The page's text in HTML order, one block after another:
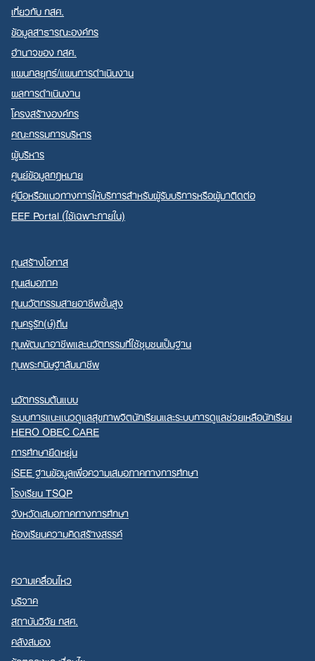
เกี่ยวกับ กสศ.
ข้อมูลสาธารณะองค์กร
อำนาจของ กสศ.
แผนกลยุทธ์/แผนการดำเนินงาน
ผลการดำเนินงาน
โครงสร้างองค์กร
คณะกรรมการบริหาร
ผู้บริหาร
ศูนย์ข้อมูลกฎหมาย
คู่มือหรือแนวทางการให้บริการสำหรับผู้รับบริการหรือผู้มาติดต่อ
EEF Portal (ใช้เฉพาะภายใน)
ทุนสร้างโอกาส
ทุนเสมอภาค
ทุนนวัตกรรมสายอาชีพชั้นสูง
ทุนครูรัก(ษ์)ถิ่น
ทุนพัฒนาอาชีพและนวัตกรรมที่ใช้ชุมชนเป็นฐาน
ทุนพระกนิษฐาสัมมาชีพ
นวัตกรรมต้นแบบ
ระบบการแนะแนวดูแลสุขภาพจิตนักเรียนและระบบการดูแลช่วยเหลือนักเรียน
HERO OBEC CARE
การศึกษายืดหยุ่น
iSEE ฐานข้อมูลเพื่อความเสมอภาคทางการศึกษา
โรงเรียน TSQP
จังหวัดเสมอภาคทางการศึกษา
ห้องเรียนความคิดสร้างสรรค์
ความเคลื่อนไหว
บริจาค
สถาบันวิจัย กสศ.
คลังสมอง